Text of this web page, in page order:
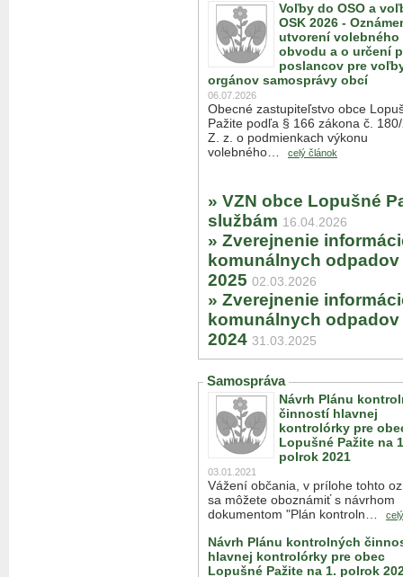
Voľby do OSO a
OSK 2026 -
utvorení volebného
obvodu a o určení
poslancov pre
orgánov samosprávy obcí
06.07.2026
Obecné zastupiteľstvo obce
Pažite podľa § 166 zákona č.
Z. z. o podmienkach výkonu
volebného…
celý článok
» VZN obce Lopušné
službám 16.04.2026
» Zverejnenie
komunálnych
2025 02.03.2026
» Zverejnenie
komunálnych
2024 31.03.2025
Samospráva
Návrh Plánu
činností hlavnej
kontrolórky pre
Lopušné Pažite na
polrok 2021
03.01.2021
Vážení občania, v prílohe tohto
sa môžete oboznámiť s návrhom
dokumentom "Plán kontroln…
Návrh Plánu kontrolných
hlavnej kontrolórky pre obec
Lopušné Pažite na 1. polrok